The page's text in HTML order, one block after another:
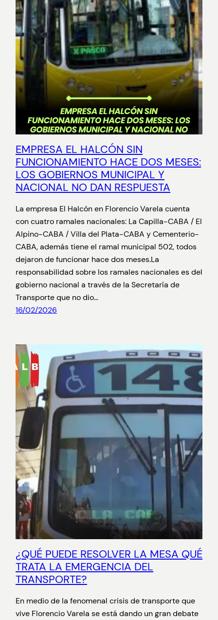
EMPRESA EL HALCÓN SIN
FUNCIONAMIENTO HACE DOS MESES:
LOS GOBIERNOS MUNICIPAL Y
NACIONAL NO DAN RESPUESTA
La empresa El Halcón en Florencio Varela cuenta
con cuatro ramales nacionales: La Capilla-CABA / El
Alpino-CABA / Villa del Plata-CABA y Cementerio-
CABA, además tiene el ramal municipal 502, todos
dejaron de funcionar hace dos meses.La
responsabilidad sobre los ramales nacionales es del
gobierno nacional a través de la Secretaría de
Transporte que no dio…
16/02/2026
¿QUÉ PUEDE RESOLVER LA MESA QUÉ
TRATA LA EMERGENCIA DEL
TRANSPORTE?
En medio de la fenomenal crisis de transporte que
vive Florencio Varela se está dando un gran debate